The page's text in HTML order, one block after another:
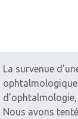
La survenue
d’ophtalmologie,
Nous avons